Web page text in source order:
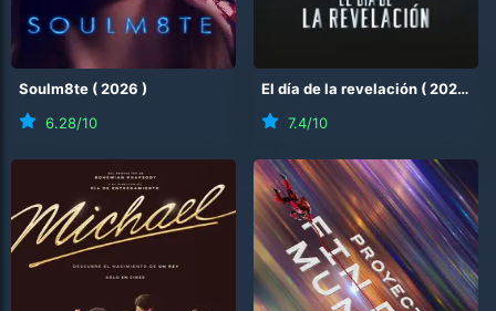
Soulm8te (2026 )
6.28/10
El día de la revelación (2026 )
7.4/10